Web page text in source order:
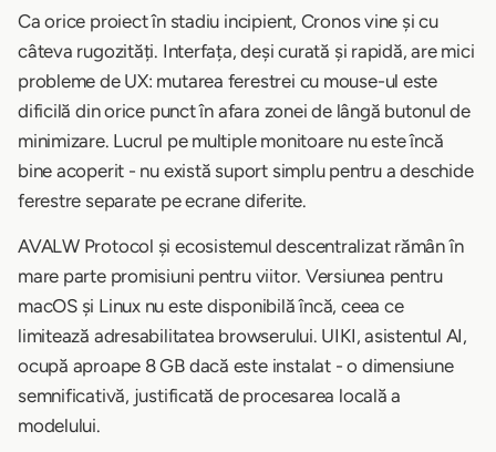
Ca orice proiect în stadiu incipient, Cronos vine și cu
câteva rugozități. Interfața, deși curată și rapidă, are mici
probleme de UX: mutarea ferestrei cu mouse-ul este
dificilă din orice punct în afara zonei de lângă butonul de
minimizare. Lucrul pe multiple monitoare nu este încă
bine acoperit - nu există suport simplu pentru a deschide
ferestre separate pe ecrane diferite.
AVALW Protocol și ecosistemul descentralizat rămân în
mare parte promisiuni pentru viitor. Versiunea pentru
macOS și Linux nu este disponibilă încă, ceea ce
limitează adresabilitatea browserului. UIKI, asistentul AI,
ocupă aproape 8 GB dacă este instalat - o dimensiune
semnificativă, justificată de procesarea locală a
modelului.